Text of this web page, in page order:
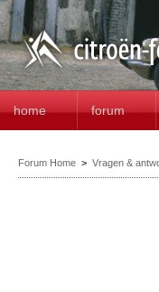
home forum
Forum Home > Vragen &